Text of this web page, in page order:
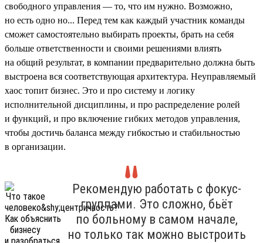
свободного управления — то, что им нужно. Возможно,
но есть одно но... Перед тем как каждый участник команды
сможет самостоятельно выбирать проекты, брать на себя
больше ответственности и своими решениями влиять
на общий результат, в компании предварительно должна быть
выстроена вся соответствующая архитектура. Неуправляемый
хаос топит бизнес. Это и про систему и логику
исполнительной дисциплины, и про распределение ролей
и функций, и про включение гибких методов управления,
чтобы достичь баланса между гибкостью и стабильностью
в организации.
Рекомендую работать с фокус-
группами. Это сложно, бьёт
по больному в самом начале,
но только так можно выстроить